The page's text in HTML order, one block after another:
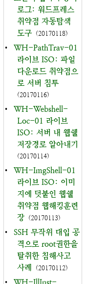
로그: 워드프레스
취약점 자동탐색
도구 (20170118)
•
WH-PathTrav-01
라이브 ISO: 파일
다운로드 취약점으
로 서버 침투
(20170116)
•
WH-Webshell-
Loc-01 라이브
ISO: 서버 내 웹쉘
저장경로 알아내기
(20170114)
•
WH-ImgShell-01
라이브 ISO: 이미
지에 덧붙인 웹쉘
취약점 웹해킹훈련
장 (20170113)
•
SSH 무작위 대입 공
격으로 root권한을
탈취한 침해사고
사례
(20170112)